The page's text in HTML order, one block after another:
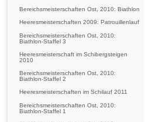
Bereichsmeisterschaften Ost, 2010: Biathlon
Heeresmeisterschaften 2009: Patrouillenlauf
Bereichsmeisterschaften Ost, 2010:
Biathlon-Staffel 3
Heeresmeisterschaft im Schibergsteigen
2010
Bereichsmeisterschaften Ost, 2010:
Biathlon-Staffel 2
Heeresmeisterschaften im Schilauf 2011
Bereichsmeisterschaften Ost, 2010:
Biathlon-Staffel 1